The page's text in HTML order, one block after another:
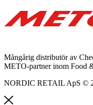
Mångårig distributör av
METO-partner inom Food
NORDIC RETAIL ApS ©